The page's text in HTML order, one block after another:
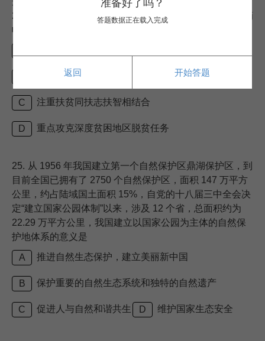
2020 年现行标准下农村贫困人口实现脱贫，贫困县全部摘
帽的目标，我国的重要举措是
强化党政一把手负总责的责任制
C 注重扶贫同扶志扶智相结合
D 重点攻克深度贫困地区脱贫任务
25. 从 1956 年我国建立第一个自然保护区鼎湖保护区，到
目前全国已拥有了 2750 个自然保护区，面积 147 万平方
公里，约占陆域国土面积 15%，自党的十八届三中全会决
定“建立国家公园体制”以来，涉及 12 个省，总面积约为
22.29 万平方公里，我国建立以国家公园为主体的自然保
护地体系的意义是
A 推进自然生态保护，建立美丽新中国
B 保护重要的自然生态系统和独特的自然遗产
C 促进人与自然和谐共生 D 维护国家生态安全
准备好了吗？
答题数据正在载入完成
返回 开始答题